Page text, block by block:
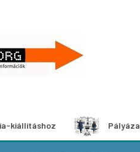
Pályázat a